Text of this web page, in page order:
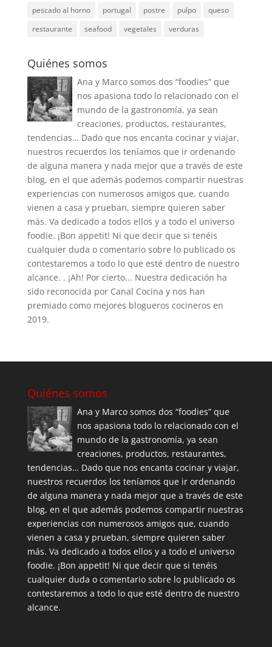
pescado al horno
portugal postre pulpo
queso
restaurante
seafood vegetales verduras
Quiénes somos
Ana y Marco somos dos “foodies” que
nos apasiona todo lo relacionado con el
mundo de la gastronomía, ya sean
creaciones, productos, restaurantes,
tendencias… Dado que nos encanta cocinar y viajar,
nuestros recuerdos los teníamos que ir ordenando
de alguna manera y nada mejor que a través de este
blog, en el que además podemos compartir nuestras
experiencias con numerosos amigos que, cuando
vienen a casa y prueban, siempre quieren saber
más. Va dedicado a todos ellos y a todo el universo
foodie. ¡Bon appetit! Ni que decir que si tenéis
cualquier duda o comentario sobre lo publicado os
contestaremos a todo lo que esté dentro de nuestro
alcance. . ¡Ah! Por cierto... Nuestra dedicación ha
sido reconocida por Canal Cocina y nos han
premiado como mejores blogueros cocineros en
2019.
Quiénes somos
Ana y Marco somos dos “foodies” que
nos apasiona todo lo relacionado con el
mundo de la gastronomía, ya sean
creaciones, productos, restaurantes,
tendencias… Dado que nos encanta cocinar y viajar,
nuestros recuerdos los teníamos que ir ordenando
de alguna manera y nada mejor que a través de este
blog, en el que además podemos compartir nuestras
experiencias con numerosos amigos que, cuando
vienen a casa y prueban, siempre quieren saber
más. Va dedicado a todos ellos y a todo el universo
foodie. ¡Bon appetit! Ni que decir que si tenéis
cualquier duda o comentario sobre lo publicado os
contestaremos a todo lo que esté dentro de nuestro
alcance.